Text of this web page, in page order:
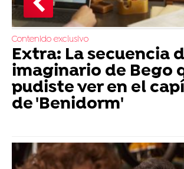
Contenido exclusivo
Extra: La secuencia
imaginario de Bego
pudiste ver en el
de 'Benidorm'